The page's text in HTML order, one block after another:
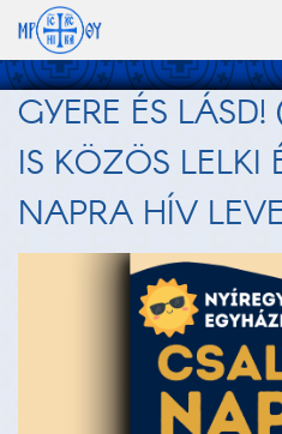
GYERE ÉS
IS KÖZÖS LELKI
NAPRA HÍV